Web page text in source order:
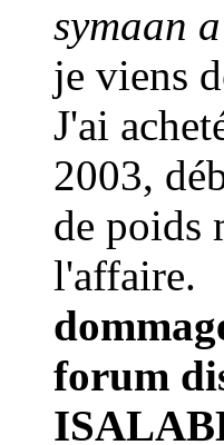
symaan
je viens
J'ai
2003,
de poids
l'affaire.
forum